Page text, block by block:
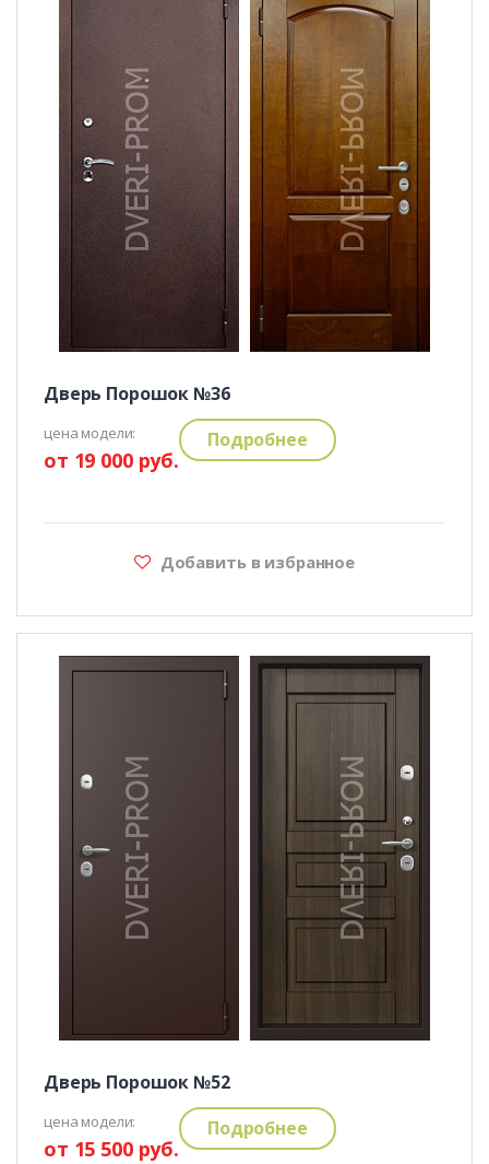
Дверь Порошок №36
цена модели:
от 19 000 руб.
Подробнее
Добавить в избранное
Дверь Порошок №52
цена модели:
от 15 500 руб.
Подробнее